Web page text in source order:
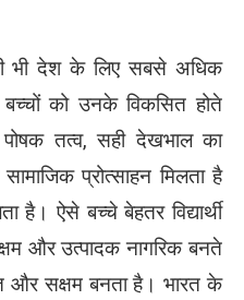
भी देश के लिए सबसे अधिक
को उनके विकसित होते
तत्व, सही देखभाल का
प्रोत्साहन मिलता है
है। ऐसे बच्चे बेहतर विद्यार्थी
और उत्पादक नागरिक बनते
सक्षम बनता है। भारत के